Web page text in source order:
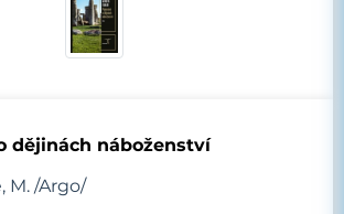
dějinách náboženství
M. /Argo/